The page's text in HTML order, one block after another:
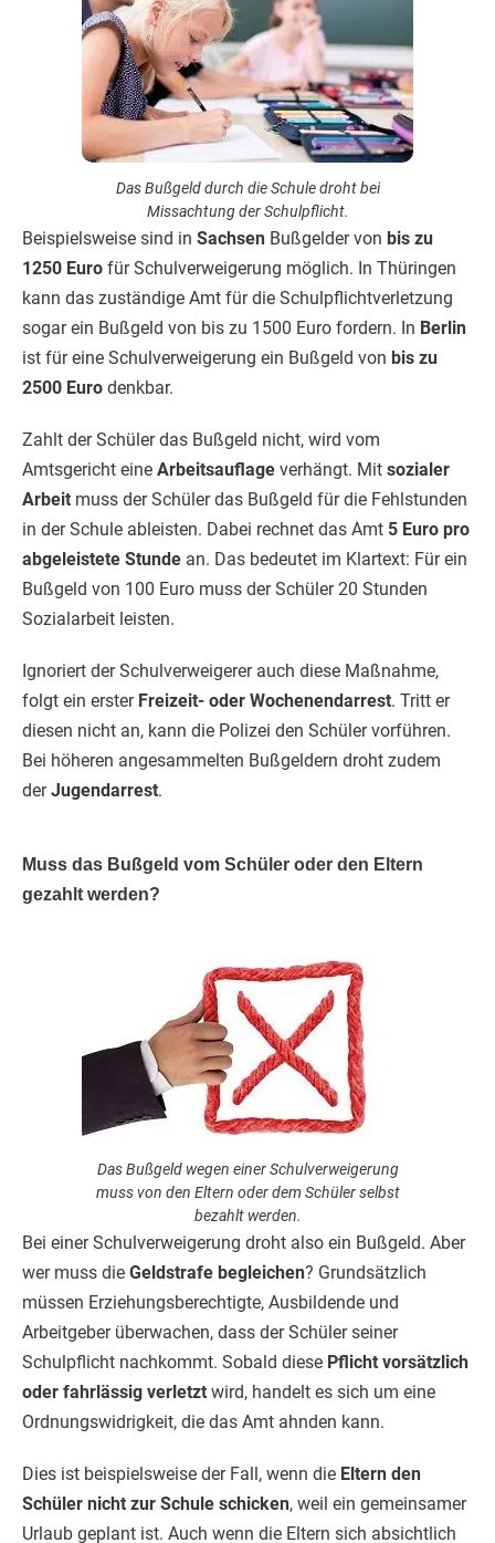
Das Bußgeld durch die Schule droht bei
Missachtung der Schulpflicht.
Beispielsweise sind in Sachsen Bußgelder von bis zu
1250 Euro für Schulverweigerung möglich. In Thüringen
kann das zuständige Amt für die Schulpflichtverletzung
sogar ein Bußgeld von bis zu 1500 Euro fordern. In Berlin
ist für eine Schulverweigerung ein Bußgeld von bis zu
2500 Euro denkbar.
Zahlt der Schüler das Bußgeld nicht, wird vom
Amtsgericht eine Arbeitsauflage verhängt. Mit sozialer
Arbeit muss der Schüler das Bußgeld für die Fehlstunden
in der Schule ableisten. Dabei rechnet das Amt 5 Euro pro
abgeleistete Stunde an. Das bedeutet im Klartext: Für ein
Bußgeld von 100 Euro muss der Schüler 20 Stunden
Sozialarbeit leisten.
Ignoriert der Schulverweigerer auch diese Maßnahme,
folgt ein erster Freizeit- oder Wochenendarrest. Tritt er
diesen nicht an, kann die Polizei den Schüler vorführen.
Bei höheren angesammelten Bußgeldern droht zudem
derJugendarrest.
Muss das Bußgeld vom Schüler oder den Eltern
gezahlt werden?
Das Bußgeld wegen einer Schulverweigerung
muss von den Eltern oder dem Schüler selbst
bezahlt werden.
Bei einer Schulverweigerung droht also ein Bußgeld. Aber
wer muss die Geldstrafe begleichen? Grundsätzlich
müssen Erziehungsberechtigte, Ausbildende und
Arbeitgeber überwachen, dass der Schüler seiner
Schulpflicht nachkommt. Sobald diese Pflicht vorsätzlich
oder fahrlässig verletzt wird, handelt es sich um eine
Ordnungswidrigkeit, die das Amt ahnden kann.
Dies ist beispielsweise der Fall, wenn die Eltern den
Schüler nicht zur Schule schicken, weil ein gemeinsamer
Urlaub geplant ist. Auch wenn die Eltern sich absichtlich